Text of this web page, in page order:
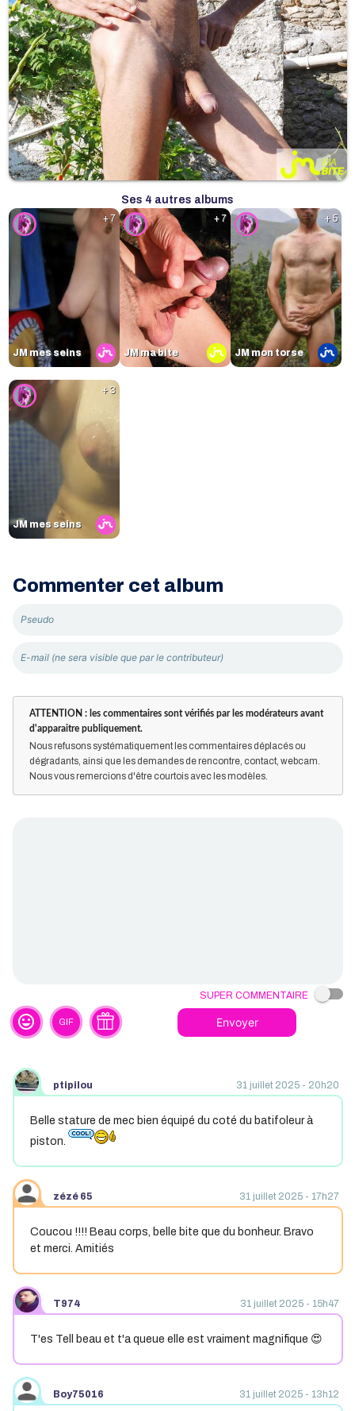
Ses 4 autres albums
+ 7
JM mes seins
+ 7
JM ma bite
+ 5
JM mon torse
+ 3
JM mes seins
Commenter cet album
ATTENTION : les commentaires sont vérifiés par les modérateurs avant
d'apparaitre publiquement.
Nous refusons systématiquement les commentaires déplacés ou
dégradants, ainsi que les demandes de rencontre, contact, webcam.
Nous vous remercions d'être courtois avec les modèles.
tag_faces GIF
Super commentaire
Envoyer
ptipilou 31 juillet 2025 - 20h20
Belle stature de mec bien équipé du coté du batifoleur à
piston.
zézé 65 31 juillet 2025 - 17h27
Coucou !!!! Beau corps, belle bite que du bonheur. Bravo
et merci. Amitiés
T974 31 juillet 2025 - 15h47
T'es Tell beau et t'a queue elle est vraiment magnifique 😍
Boy75016 31 juillet 2025 - 13h12